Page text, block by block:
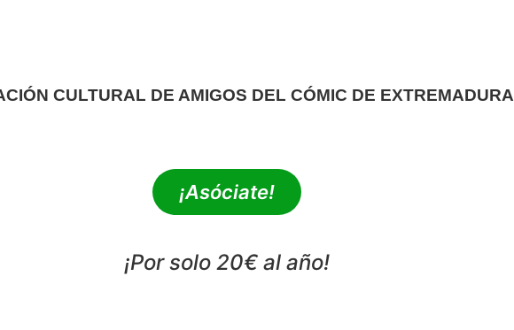
CULTURAL DE AMIGOS DEL CÓMIC DE EXTREMADURA
¡Asóciate!
¡Por solo 20€ al año!